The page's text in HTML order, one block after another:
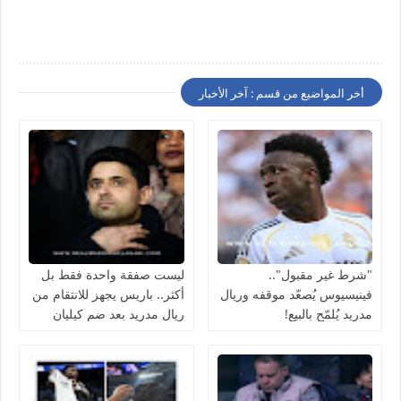
أخر المواضيع من قسم : آخر الأخبار
"شرط غير مقبول"..
فينيسيوس يُصعّد موقفه وريال
مدريد يُلمّح بالبيع!
ليست صفقة واحدة فقط بل
أكثر.. باريس يجهز للانتقام من
ريال مدريد بعد ضم كيليان